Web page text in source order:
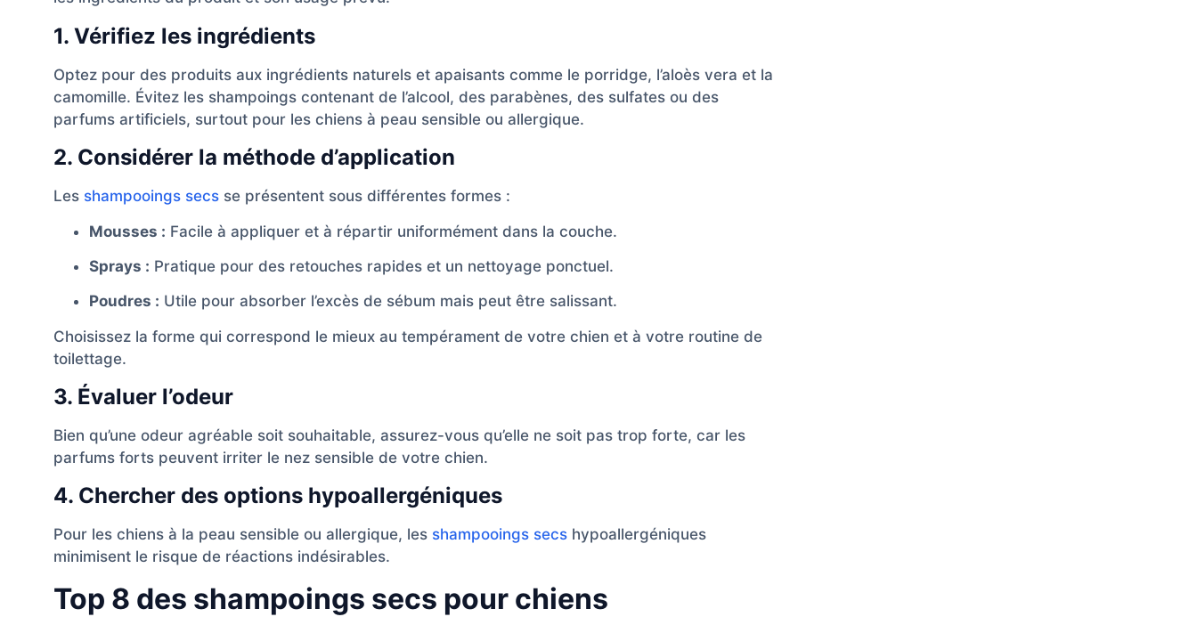
1. Vérifiez les ingrédients
Optez pour des produits aux ingrédients naturels et apaisants comme le porridge, l’aloès vera et la
camomille. Évitez les shampoings contenant de l’alcool, des parabènes, des sulfates ou des
parfums artificiels, surtout pour les chiens à peau sensible ou allergique.
2. Considérer la méthode d’application
Les shampooings secs se présentent sous différentes formes :
Mousses : Facile à appliquer et à répartir uniformément dans la couche.
Sprays : Pratique pour des retouches rapides et un nettoyage ponctuel.
Poudres : Utile pour absorber l’excès de sébum mais peut être salissant.
Choisissez la forme qui correspond le mieux au tempérament de votre chien et à votre routine de
toilettage.
3. Évaluer l’odeur
Bien qu’une odeur agréable soit souhaitable, assurez-vous qu’elle ne soit pas trop forte, car les
parfums forts peuvent irriter le nez sensible de votre chien.
4. Chercher des options hypoallergéniques
Pour les chiens à la peau sensible ou allergique, les shampooings secs hypoallergéniques
minimisent le risque de réactions indésirables.
Top 8 des shampoings secs pour chiens